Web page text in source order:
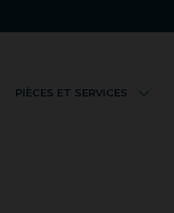
PIÈCES ET SERVICES